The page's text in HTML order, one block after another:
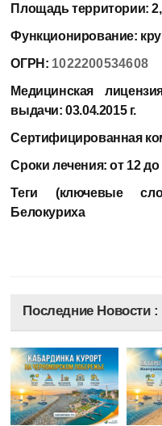
Площадь территории:
Функционирование:
ОГРН: 1022200534608
Медицинская
выдачи: 03.04.2015 г.
Сертифицированная
Сроки лечения:от 12 до
Теги (ключевые
Белокуриха
Последние Новости :